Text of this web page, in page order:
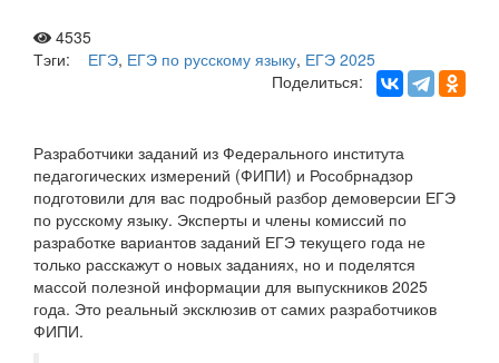
4535
Тэги:
ЕГЭ, ЕГЭ по русскому языку, ЕГЭ 2025
Поделиться:
Разработчики заданий из Федерального института
педагогических измерений (ФИПИ) и Рособрнадзор
подготовили для вас подробный разбор демоверсии ЕГЭ
по русскому языку. Эксперты и члены комиссий по
разработке вариантов заданий ЕГЭ текущего года не
только расскажут о новых заданиях, но и поделятся
массой полезной информации для выпускников 2025
года. Это реальный эксклюзив от самих разработчиков
ФИПИ.